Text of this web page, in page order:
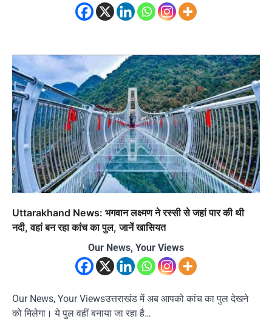
Uttarakhand News: भगवान लक्ष्मण ने रस्सी से जहां पार की थी
नदी, वहां बन रहा कांच का पुल, जानें खासियत
Our News, Your Views
Our News, Your Viewsउत्तराखंड में अब आपको कांच का पुल देखने
को मिलेगा। ये पुल वहीं बनाया जा रहा है…